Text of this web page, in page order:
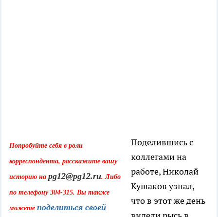
Попробуйте себя в роли
корреспондента, расскажите вашу
историю на pg12@pg12.ru. Либо
по телефону 304-315. Вы также
можете поделиться своей
Поделившись с
коллегами на
работе, Николай
Кушаков узнал,
что в этот же день